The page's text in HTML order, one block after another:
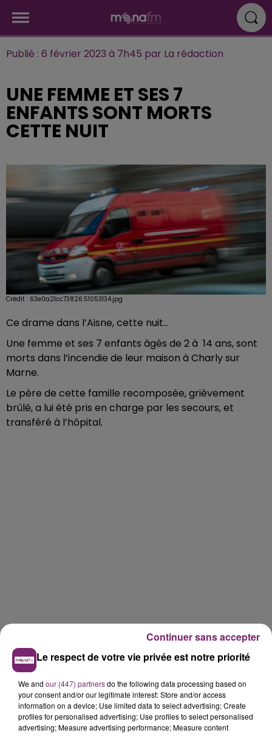
Publié : 6 février 2023 à 7h45 par La rédaction
UNE FEMME ET SES 7
ENFANTS SONT MORTS
CETTE NUIT
Crédit : 63e0a21cc73826.51053134.jpg
Ce drame dans l’Aisne, cette nuit...
Une femme et ses 7 enfants âgés de 2 à 14 ans, sont
morts dans l’incendie de leur maison à Charly sur
Marne.
Le père de cette famille recomposée, grièvement
brûlé, a lui été pris en charge par les secours, et
transféré à l’hôpital.
Le respect de votre vie privée est notre priorité
We and our (447) partnersdo the following data processing based on
your consent and/or our legitimate interest: Store and/or access
information on a device; Use limited data to select advertising; Create
profiles for personalised advertising; Use profiles to select personalised
advertising; Measure advertising performance; Measure content
Continuer sans accepter